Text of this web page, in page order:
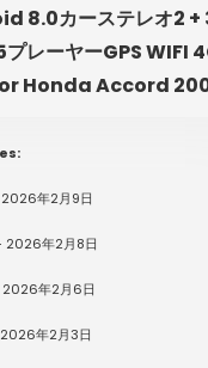
8.0カーステレオ2 +
プレーヤーGPS WIFI
Honda Accord
年2月9日
年2月8日
年2月6日
年2月3日